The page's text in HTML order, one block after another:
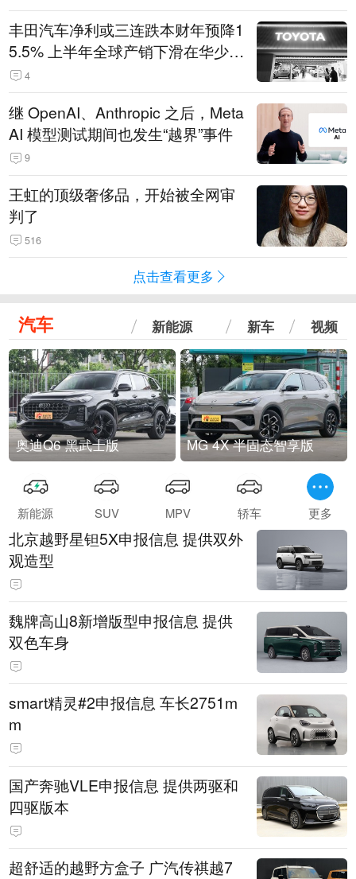
丰田汽车净利或三连跌本财年预降1
5.5% 上半年全球产销下滑在华少卖
14.3万辆
4
继 OpenAI、Anthropic 之后，Meta
AI 模型测试期间也发生“越界”事件
9
王虹的顶级奢侈品，开始被全网审
判了
516
点击查看更多
汽车 新能源 新车 视频
奥迪Q6 黑武士版 MG 4X 半固态智享版
新能源 SUV MPV 轿车 更多
北京越野星钽5X申报信息 提供双外
观造型
魏牌高山8新增版型申报信息 提供
双色车身
smart精灵#2申报信息 车长2751m
m
国产奔驰VLE申报信息 提供两驱和
四驱版本
超舒适的越野方盒子 广汽传祺越7